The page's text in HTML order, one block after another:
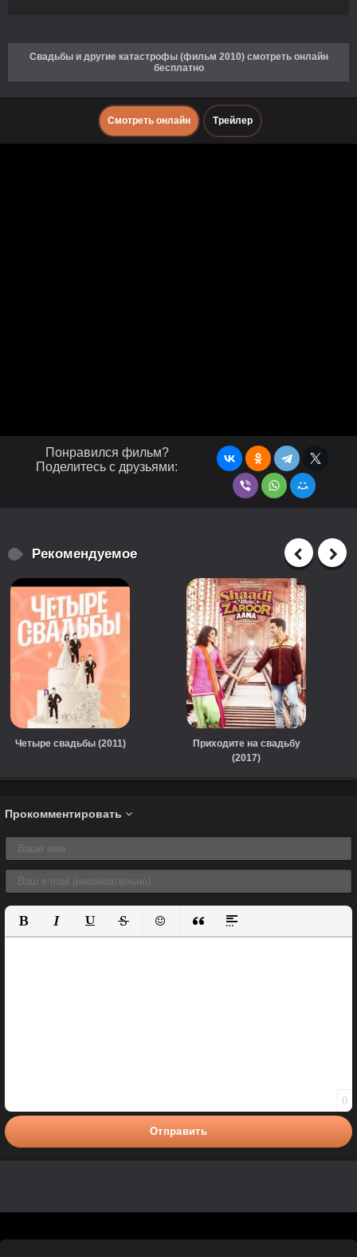
Свадьбы и другие катастрофы (фильм 2010) смотреть онлайн
бесплатно
Смотреть онлайн Трейлер
Понравился фильм?
Поделитесь с друзьями:
Рекомендуемое
Четыре свадьбы (2011)
Приходите на свадьбу
(2017)
Прокомментировать
Полужирный
КурсивПодчеркнутый
ЗачеркнутыйВставить смайлик
Вставка цитаты
Вставка спойлера
0
Отправить